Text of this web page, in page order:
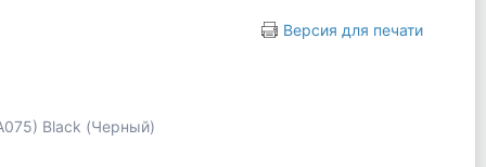
Версия для печати
Black (Черный)